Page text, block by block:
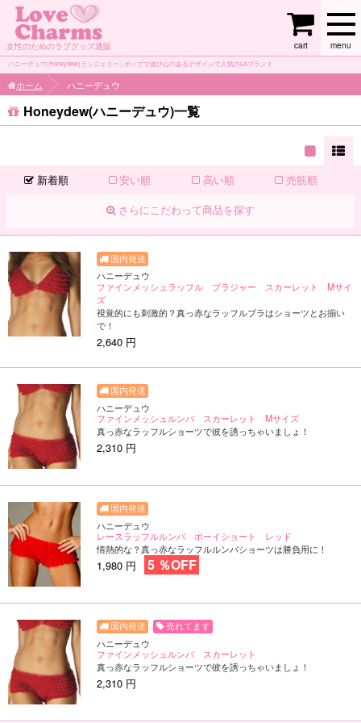
女性のためのラブグッズ通販 menu
cart
ハニーデュウ(Honeydew)ランジェリー | ポップで遊び心のあるデザインで人気のLAブランド
ホーム ハニーデュウ
Honeydew(ハニーデュウ)一覧
新着順 安い順 高い順 売筋順
さらにこだわって商品を探す
ハニーデュウ
ファインメッシュラッフル ブラジャー スカーレット Mサイ
ズ
視覚的にも刺激的？真っ赤なラッフルブラはショーツとお揃い
で！
2,640 円
ハニーデュウ
ファインメッシュルンバ スカーレット Mサイズ
真っ赤なラッフルショーツで彼を誘っちゃいましょ！
2,310 円
ハニーデュウ
レースラッフルルンバ ボーイショート レッド
情熱的な？真っ赤なラッフルルンバショーツは勝負用に！
1,980 円 5 ％OFF
売れてます
ハニーデュウ
ファインメッシュルンバ スカーレット
真っ赤なラッフルショーツで彼を誘っちゃいましょ！
2,310 円